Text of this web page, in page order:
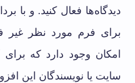
دیدگاه‌ها فعال کنید. و با
برای فرم مورد نظر غیر
امکان وجود دارد که برای
سایت یا نویسندگان این